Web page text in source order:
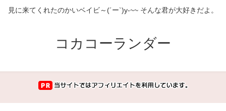
見に来てくれたのかいベイビ～(´ー`)y-~~ そんな君が大好きだよ。
コカコーランダー